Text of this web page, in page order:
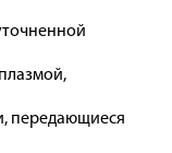
передающиеся